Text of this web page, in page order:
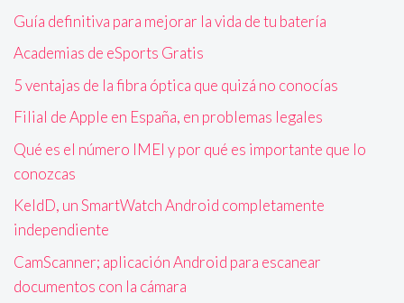
Guía definitiva para mejorar la vida de tu batería
Academias de eSports Gratis
5 ventajas de la fibra óptica que quizá no conocías
Filial de Apple en España, en problemas legales
Qué es el número IMEI y por qué es importante que lo
conozcas
KeldD, un SmartWatch Android completamente
independiente
CamScanner; aplicación Android para escanear
documentos con la cámara